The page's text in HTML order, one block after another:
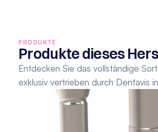
PRODUKTE
Produkte dieses
Entdecken Sie das vollständige
exklusiv vertrieben durch Dentavis